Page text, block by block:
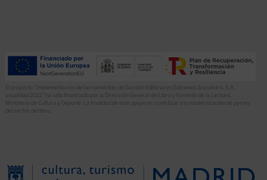
El proyecto “Implementación de herramientas de Gestión Editorial en Ediciones Encuentro, S.A.
anualidad 2022” ha sido financiado por la Dirección General del Libro y Fomento de la Lectura,
Ministerio de Cultura y Deporte. La finalidad de este apoyo es contribuir a la modernización de pymes
del sector del libro.